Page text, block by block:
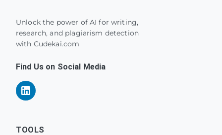
Unlock the power of AI for writing,
research, and plagiarism detection
with Cudekai.com
Find Us on Social Media
TOOLS